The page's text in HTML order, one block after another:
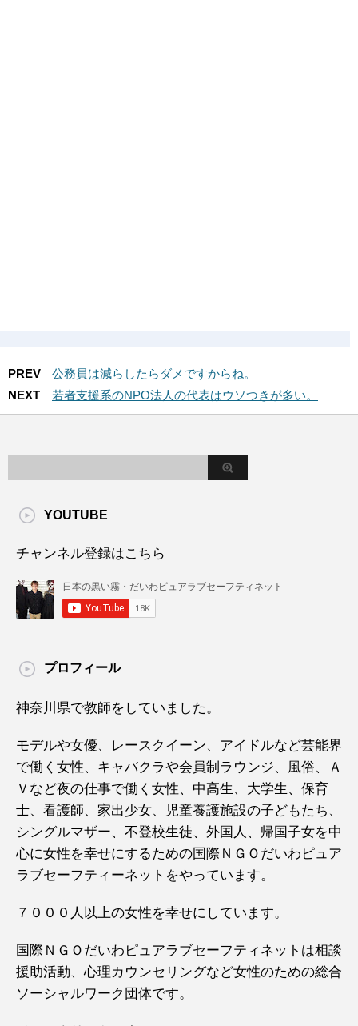
PREV
公務員は減らしたらダメですからね。
NEXT
若者支援系のNPO法人の代表はウソつきが多い。
YOUTUBE
チャンネル登録はこちら
プロフィール
神奈川県で教師をしていました。
モデルや女優、レースクイーン、アイドルなど芸能界
で働く女性、キャバクラや会員制ラウンジ、風俗、Ａ
Ｖなど夜の仕事で働く女性、中高生、大学生、保育
士、看護師、家出少女、児童養護施設の子どもたち、
シングルマザー、不登校生徒、外国人、帰国子女を中
心に女性を幸せにするための国際ＮＧＯだいわピュア
ラブセーフティーネットをやっています。
７０００人以上の女性を幸せにしています。
国際ＮＧＯだいわピュアラブセーフティネットは相談
援助活動、心理カウンセリングなど女性のための総合
ソーシャルワーク団体です。